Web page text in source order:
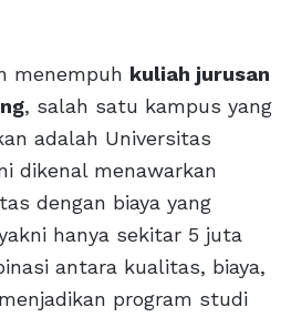
menempuh kuliah jurusan
, salah satu kampus yang
adalah Universitas
dikenal menawarkan
dengan biaya yang
hanya sekitar 5 juta
antara kualitas, biaya,
program studi